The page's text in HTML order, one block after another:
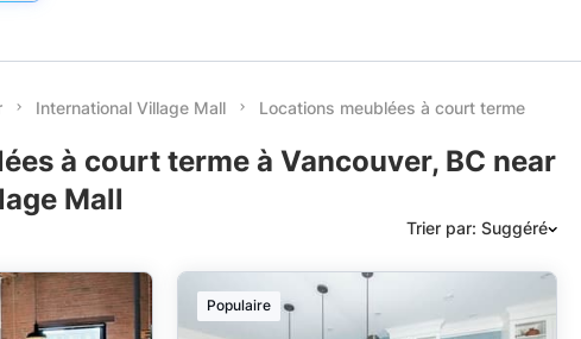
International Village Mall Locations meublées à court terme
à court terme à Vancouver, BC near
Mall
Trier par: Suggéré
Date: les plus
Populaire